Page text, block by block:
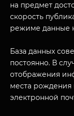
на предмет
скорость
режиме данные
База данных
постоянно. В
отображения
места рождения
электронной